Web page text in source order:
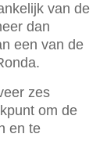
van de
dan
een van de
zes
om de
en te